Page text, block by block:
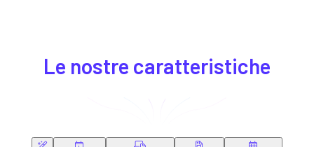
Le nostre caratteristiche